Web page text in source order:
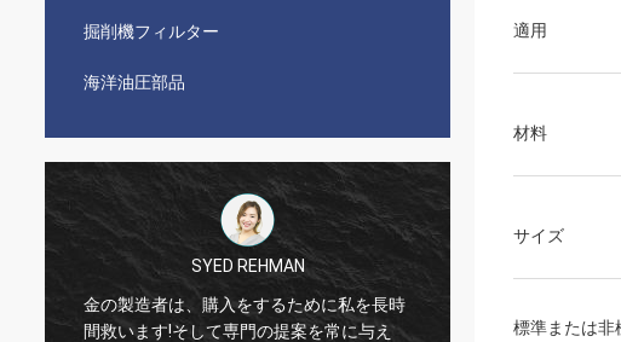
掘削機フィルター
海洋油圧部品
SYED REHMAN
金の製造者は、購入をするために私を長時
間救います!そして専門の提案を常に与え
実な100%才顕
適用
材料
サイズ
標準または非